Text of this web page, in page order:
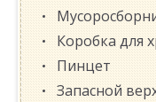
Коробка для
Пинцет
Запасной